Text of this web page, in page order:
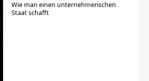
Wie man einen unternehmerischen
Staat schafft